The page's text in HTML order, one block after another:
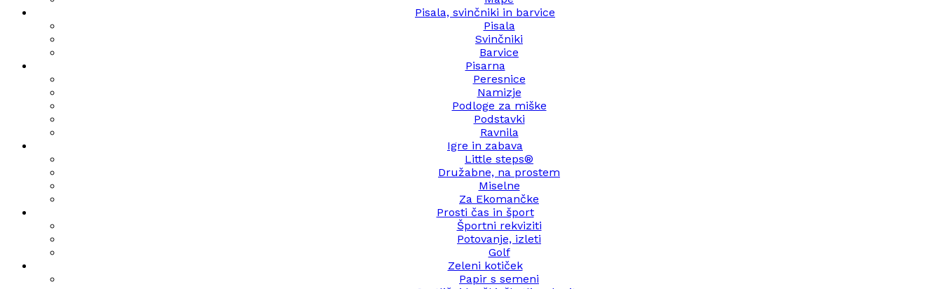
Pisala, svinčniki in barvice
Pisala
Svinčniki
Barvice
Pisarna
Peresnice
Namizje
Podloge za miške
Podstavki
Ravnila
Igre in zabava
Little steps®
Družabne, na prostem
Miselne
Za Ekomančke
Prosti čas in šport
Športni rekviziti
Potovanje, izleti
Golf
Zeleni kotiček
Papir s semeni